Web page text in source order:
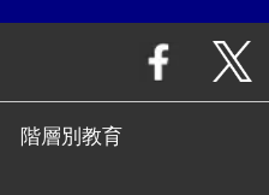
階層別教育